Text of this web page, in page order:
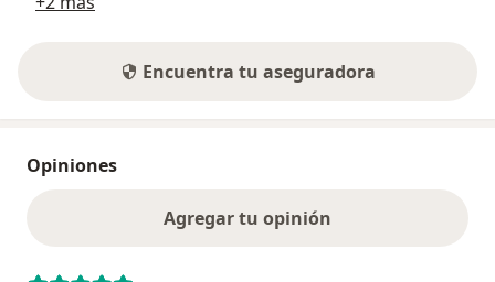
Encuentra tu aseguradora
Opiniones
Agregar tu opinión